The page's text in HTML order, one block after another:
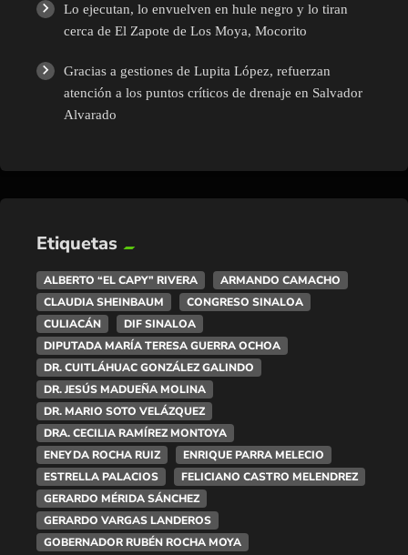
Lo ejecutan, lo envuelven en hule negro y lo tiran
cerca de El Zapote de Los Moya, Mocorito
Gracias a gestiones de Lupita López, refuerzan
atención a los puntos críticos de drenaje en Salvador
Alvarado
Etiquetas
ALBERTO “EL CAPY” RIVERA
ARMANDO CAMACHO
CLAUDIA SHEINBAUM
CONGRESO SINALOA
CULIACÁN
DIF SINALOA
DIPUTADA MARÍA TERESA GUERRA OCHOA
DR. CUITLÁHUAC GONZÁLEZ GALINDO
DR. JESÚS MADUEÑA MOLINA
DR. MARIO SOTO VELÁZQUEZ
DRA. CECILIA RAMÍREZ MONTOYA
ENEYDA ROCHA RUIZ
ENRIQUE PARRA MELECIO
ESTRELLA PALACIOS
FELICIANO CASTRO MELENDREZ
GERARDO MÉRIDA SÁNCHEZ
GERARDO VARGAS LANDEROS
GOBERNADOR RUBÉN ROCHA MOYA